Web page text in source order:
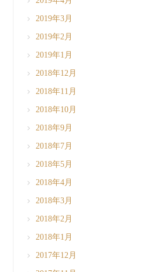
2019年3月
2019年2月
2019年1月
2018年12月
2018年11月
2018年10月
2018年9月
2018年7月
2018年5月
2018年4月
2018年3月
2018年2月
2018年1月
2017年12月